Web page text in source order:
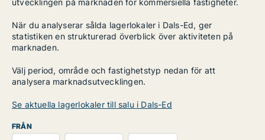
utvecklingen på marknaden för kommersiella fastigheter.
När du analyserar sålda lagerlokaler i Dals-Ed, ger
statistiken en strukturerad överblick över aktiviteten på
marknaden.
Välj period, område och fastighetstyp nedan för att
analysera marknadsutvecklingen.
Se aktuella lagerlokaler till salu i Dals-Ed
FRÅN